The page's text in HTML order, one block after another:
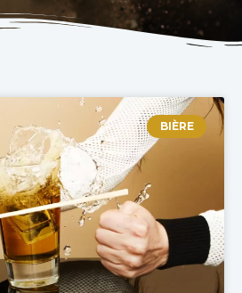
BIÈRE